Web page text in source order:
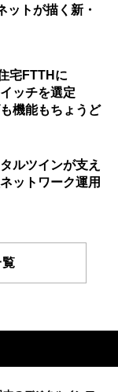
トが描く新・
宅FTTHに
ッチを選定
機能もちょうど
ルツインが支え
ットワーク運用